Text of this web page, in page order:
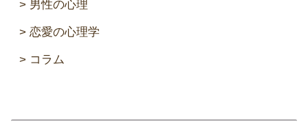
男性の心理
恋愛の心理学
コラム